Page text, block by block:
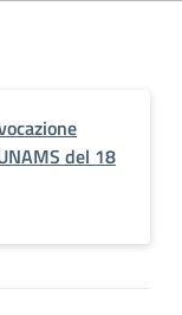
del 18